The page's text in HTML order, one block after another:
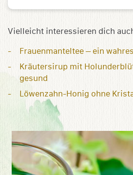
Vielleicht interessieren dich
Frauenmanteltee – ein
Kräutersirup mit
gesund
Löwenzahn-Honig ohne